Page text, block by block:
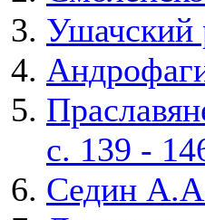
Ушачский
с. 139 -
Седин